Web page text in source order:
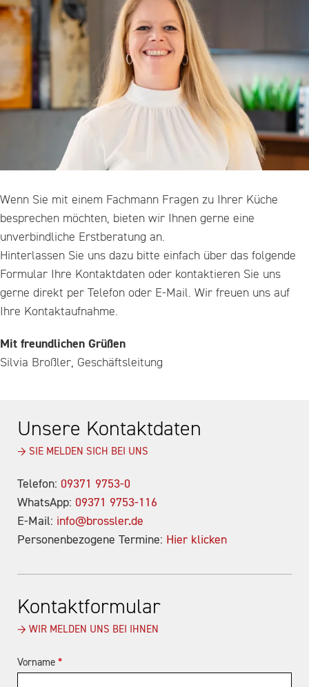
Wenn Sie mit einem Fachmann Fragen zu Ihrer Küche
besprechen möchten, bieten wir Ihnen gerne eine
unverbindliche Erstberatung an.
Hinterlassen Sie uns dazu bitte einfach über das folgende
Formular Ihre Kontaktdaten oder kontaktieren Sie uns
gerne direkt per Telefon oder E-Mail. Wir freuen uns auf
Ihre Kontaktaufnahme.
Mit freundlichen Grüßen
Silvia Broßler, Geschäftsleitung
Unsere Kontaktdaten
→ SIE MELDEN SICH BEI UNS
Telefon: 09371 9753-0
WhatsApp: 09371 9753-116
E-Mail: info@brossler.de
Personenbezogene Termine: Hier klicken
Kontaktformular
→ WIR MELDEN UNS BEI IHNEN
Vorname *